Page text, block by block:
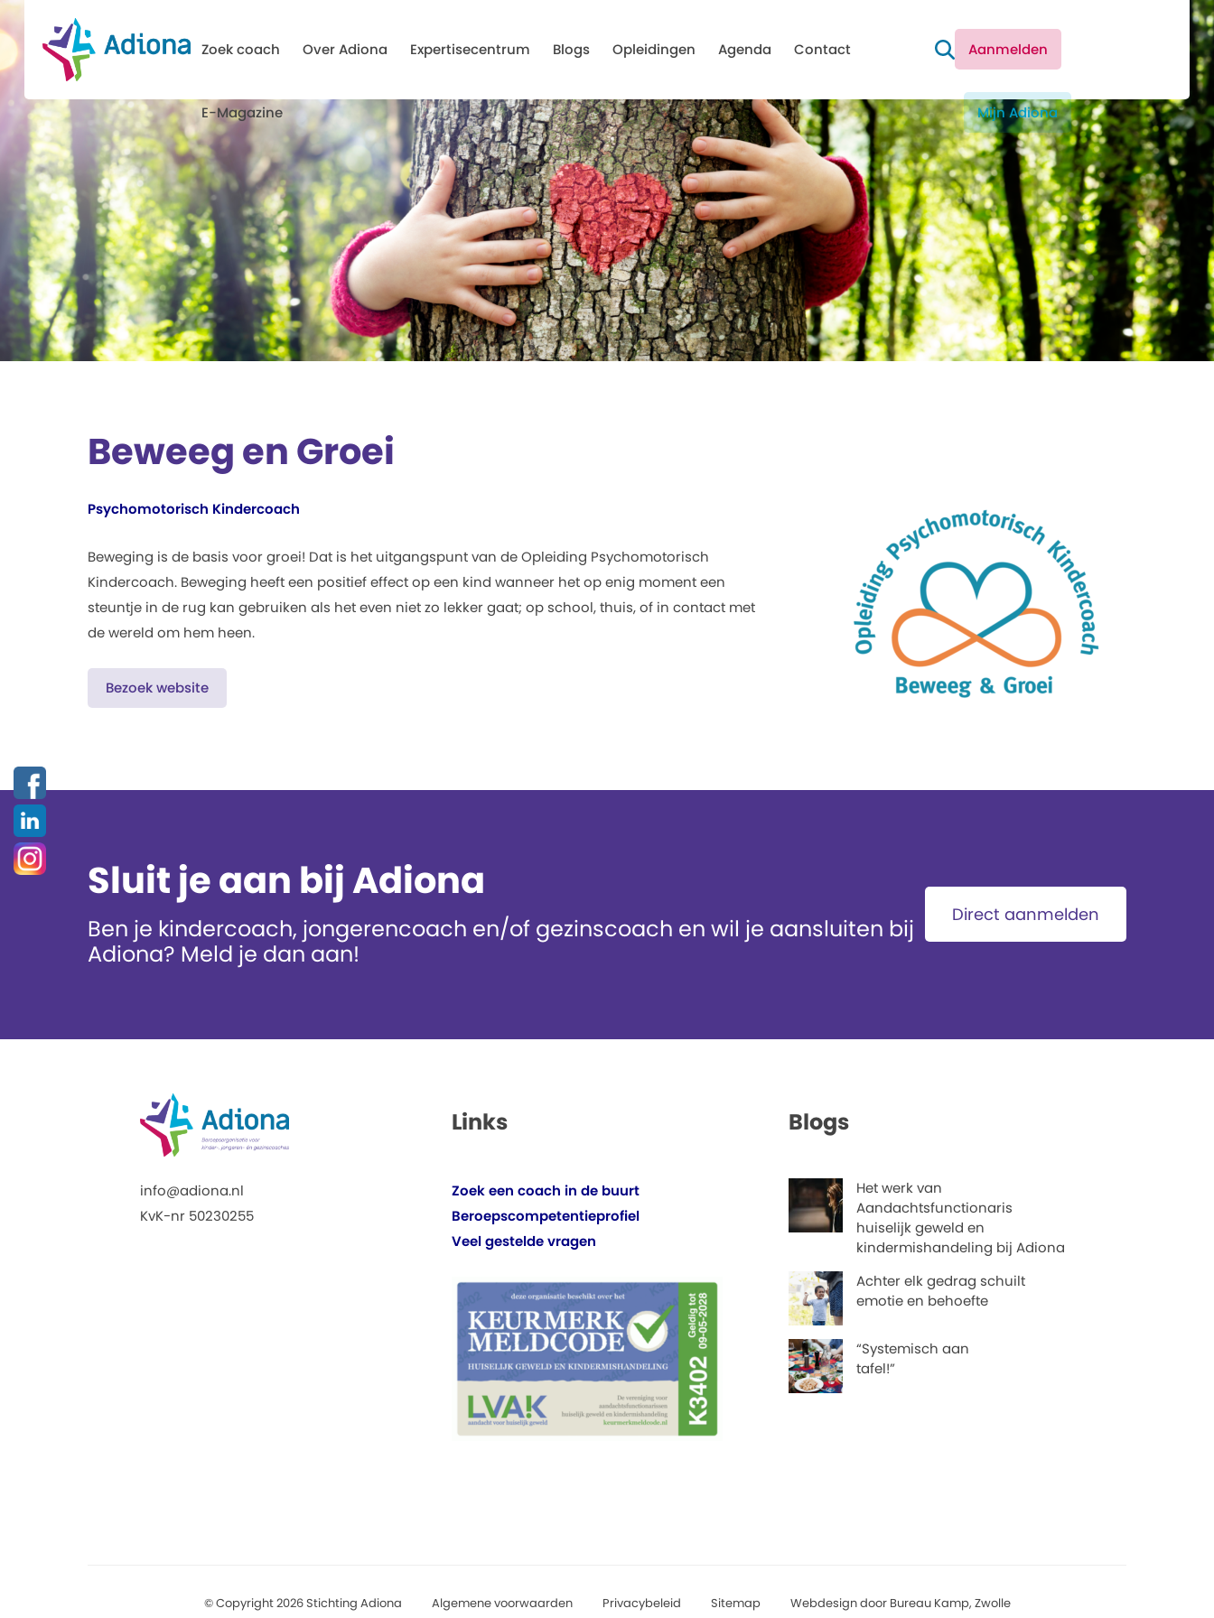
Zoek coach Over Adiona Expertisecentrum Blogs Opleidingen Agenda Contact
E-Magazine
Aanmelden
Mijn Adiona
Beweeg en Groei
Psychomotorisch Kindercoach
Beweging is de basis voor groei! Dat is het uitgangspunt van de Opleiding Psychomotorisch
Kindercoach. Beweging heeft een positief effect op een kind wanneer het op enig moment een
steuntje in de rug kan gebruiken als het even niet zo lekker gaat; op school, thuis, of in contact met
de wereld om hem heen.
Bezoek website
Sluit je aan bij Adiona
Ben je kindercoach, jongerencoach en/of gezinscoach en wil je aansluiten bij
Adiona? Meld je dan aan!
Direct aanmelden
info@adiona.nl
KvK-nr 50230255
Links
Zoek een coach in de buurt
Beroepscompetentieprofiel
Veel gestelde vragen
Blogs
Het werk van
Aandachtsfunctionaris
huiselijk geweld en
kindermishandeling bij Adiona
Achter elk gedrag schuilt
emotie en behoefte
“Systemisch aan
tafel!”
© Copyright 2026 Stichting Adiona Algemene voorwaarden Privacybeleid Sitemap Webdesign door Bureau Kamp, Zwolle